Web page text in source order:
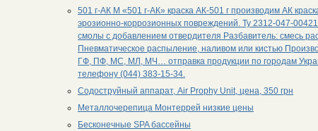
501 г-АК М «501 г-АК» краска АК-501 г производим АК
эрозионно-коррозионных повреждений. Ту 2312-047-
смолы с добавлением отвердителя Разбавитель: смесь
Пневматическое распыление, наливом или кистью
ГФ, ПФ, МС, МЛ, МЧ… отправка продукции по городам
телефону (044) 383-15-34.
Содоструйный аппарат, Air Prophy Unit, цена, 350 грн
Металлочерепица Монтеррей низкие цены
Бесконечные SPA бассейны